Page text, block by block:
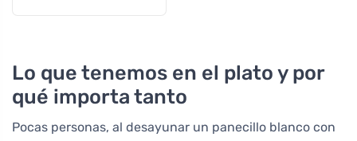
Lo que tenemos en el plato y por
qué importa tanto
Pocas personas, al desayunar un panecillo blanco con